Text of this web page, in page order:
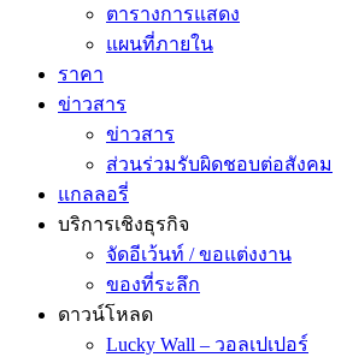
ตารางการแสดง
แผนที่ภายใน
ราคา
ข่าวสาร
ข่าวสาร
ส่วนร่วมรับผิดชอบต่อสังคม
แกลลอรี่
บริการเชิงธุรกิจ
จัดอีเว้นท์ / ขอแต่งงาน
ของที่ระลึก
ดาวน์โหลด
Lucky Wall – วอลเปเปอร์